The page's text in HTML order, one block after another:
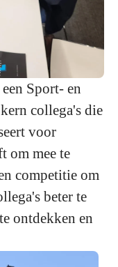
Sport- en
collega's die
voor
om mee te
competitie om
beter te
ontdekken en